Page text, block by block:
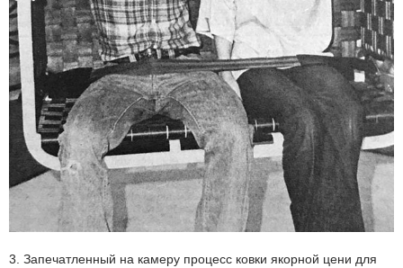
3. Запечатленный на камеру процесс ковки якорной цени для